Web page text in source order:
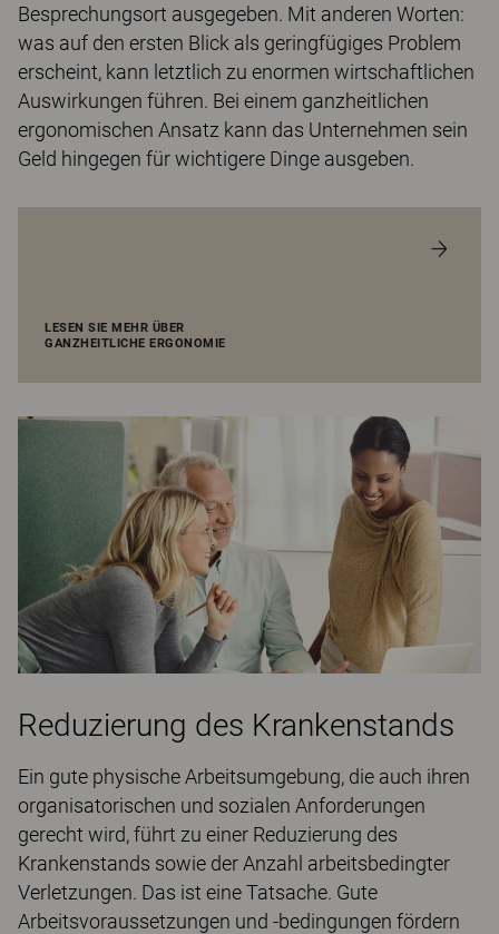
Besprechungsort ausgegeben. Mit anderen Worten:
was auf den ersten Blick als geringfügiges Problem
erscheint, kann letztlich zu enormen wirtschaftlichen
Auswirkungen führen. Bei einem ganzheitlichen
ergonomischen Ansatz kann das Unternehmen sein
Geld hingegen für wichtigere Dinge ausgeben.
LESEN SIE MEHR ÜBER
GANZHEITLICHE ERGONOMIE
Reduzierung des Krankenstands
Ein gute physische Arbeitsumgebung, die auch ihren
organisatorischen und sozialen Anforderungen
gerecht wird, führt zu einer Reduzierung des
Krankenstands sowie der Anzahl arbeitsbedingter
Verletzungen. Das ist eine Tatsache. Gute
Arbeitsvoraussetzungen und -bedingungen fördern